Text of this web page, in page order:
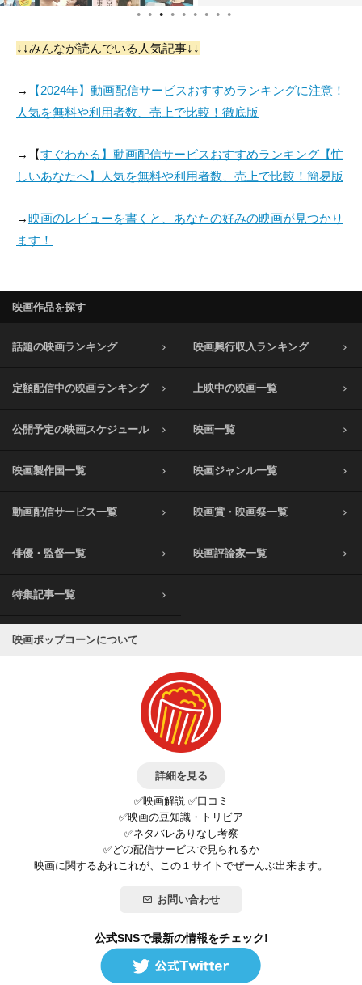
● ● ● ● ● ● ● ● ●
↓↓みんなが読んでいる人気記事↓↓
→
【2024年】動画配信サービスおすすめランキングに注意！
人気を無料や利用者数、売上で比較！徹底版
→【すぐわかる】動画配信サービスおすすめランキング【忙
しいあなたへ】人気を無料や利用者数、売上で比較！簡易版
→映画のレビューを書くと、あなたの好みの映画が見つかり
ます！
映画作品を探す
話題の映画ランキング 映画興行収入ランキング
定額配信中の映画ランキング 上映中の映画一覧
公開予定の映画スケジュール 映画一覧
映画製作国一覧 映画ジャンル一覧
動画配信サービス一覧 映画賞・映画祭一覧
俳優・監督一覧 映画評論家一覧
特集記事一覧
映画ポップコーンについて
詳細を見る
✅映画解説 ✅口コミ
✅映画の豆知識・トリビア
✅ネタバレありなし考察
✅どの配信サービスで見られるか
映画に関するあれこれが、この１サイトでぜーんぶ出来ます。
お問い合わせ
公式SNSで最新の情報をチェック!